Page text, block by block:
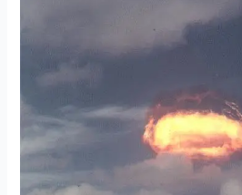
“Perfurar”
Firmamento?